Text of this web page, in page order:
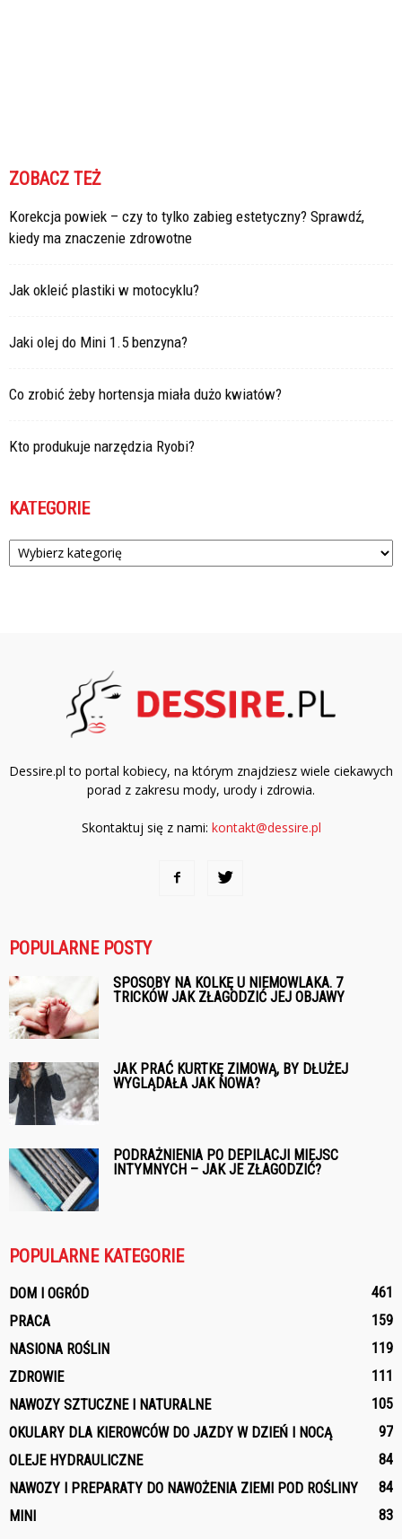
ZOBACZ TEŻ
Korekcja powiek – czy to tylko zabieg estetyczny? Sprawdź,
kiedy ma znaczenie zdrowotne
Jak okleić plastiki w motocyklu?
Jaki olej do Mini 1.5 benzyna?
Co zrobić żeby hortensja miała dużo kwiatów?
Kto produkuje narzędzia Ryobi?
KATEGORIE
Kategorie
Dessire.pl to portal kobiecy, na którym znajdziesz wiele ciekawych
porad z zakresu mody, urody i zdrowia.
Skontaktuj się z nami: kontakt@dessire.pl
POPULARNE POSTY
SPOSOBY NA KOLKĘ U NIEMOWLAKA. 7
TRICKÓW JAK ZŁAGODZIĆ JEJ OBJAWY
JAK PRAĆ KURTKĘ ZIMOWĄ, BY DŁUŻEJ
WYGLĄDAŁA JAK NOWA?
PODRAŻNIENIA PO DEPILACJI MIEJSC
INTYMNYCH – JAK JE ZŁAGODZIĆ?
POPULARNE KATEGORIE
DOM I OGRÓD
461
PRACA
159
NASIONA ROŚLIN
119
ZDROWIE
111
NAWOZY SZTUCZNE I NATURALNE
105
OKULARY DLA KIEROWCÓW DO JAZDY W DZIEŃ I NOCĄ
97
OLEJE HYDRAULICZNE
84
NAWOZY I PREPARATY DO NAWOŻENIA ZIEMI POD ROŚLINY
84
MINI
83